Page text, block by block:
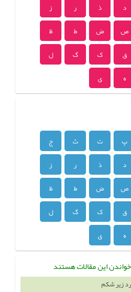
د ذ ر
ز
ص ض ط
ظ
ق ک گ
ل
ه ی
پ ت ث
ج
د ذ ر
ز
ص ض ط
ظ
ق ک گ
ل
ه ی
این مقالات هستند